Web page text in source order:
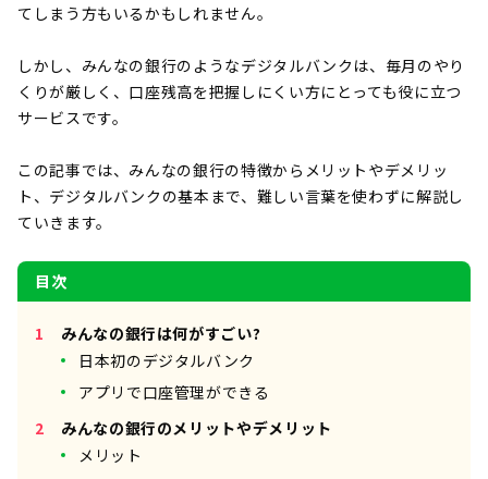
てしまう方もいるかもしれません。
しかし、みんなの銀行のようなデジタルバンクは、毎月のやり
くりが厳しく、口座残高を把握しにくい方にとっても役に立つ
サービスです。
この記事では、みんなの銀行の特徴からメリットやデメリッ
ト、デジタルバンクの基本まで、難しい言葉を使わずに解説し
ていきます。
目次
みんなの銀行は何がすごい?
日本初のデジタルバンク
アプリで口座管理ができる
みんなの銀行のメリットやデメリット
メリット